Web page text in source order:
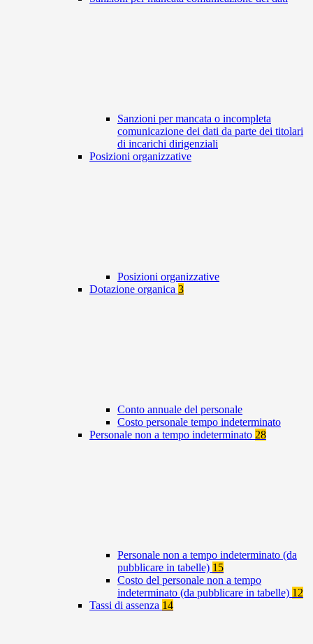
Sanzioni per mancata o incompleta
comunicazione dei dati da parte dei titolari
di incarichi dirigenziali
Posizioni organizzative
Posizioni organizzative
Dotazione organica 3
Conto annuale del personale
Costo personale tempo indeterminato
Personale non a tempo indeterminato 28
Personale non a tempo indeterminato (da
pubblicare in tabelle) 15
Costo del personale non a tempo
indeterminato (da pubblicare in tabelle) 12
Tassi di assenza 14